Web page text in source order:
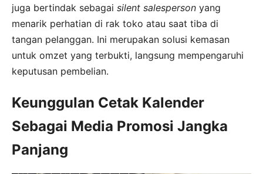
juga bertindak sebagai silent salesperson yang
menarik perhatian di rak toko atau saat tiba di
tangan pelanggan. Ini merupakan solusi kemasan
untuk omzet yang terbukti, langsung mempengaruhi
keputusan pembelian.
Keunggulan Cetak Kalender
Sebagai Media Promosi Jangka
Panjang